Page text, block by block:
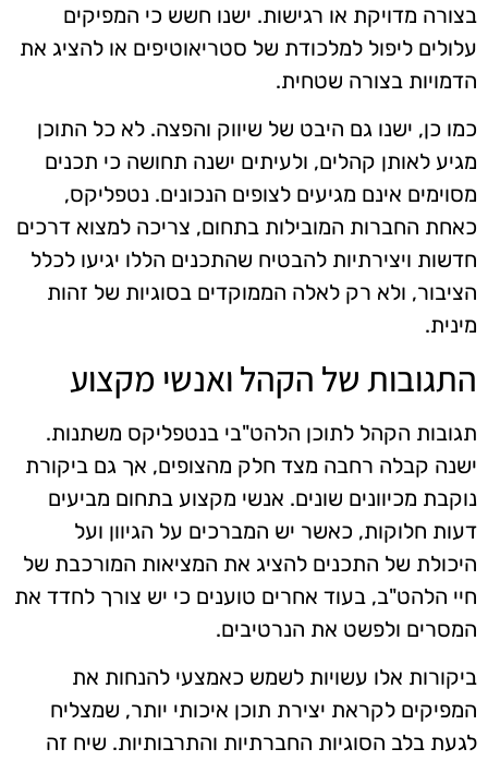
בצורה מדויקת או רגישות. ישנו חשש כי המפיקים
עלולים ליפול למלכודת של סטריאוטיפים או להציג את
הדמויות בצורה שטחית.
כמו כן, ישנו גם היבט של שיווק והפצה. לא כל התוכן
מגיע לאותן קהלים, ולעיתים ישנה תחושה כי תכנים
מסוימים אינם מגיעים לצופים הנכונים. נטפליקס,
כאחת החברות המובילות בתחום, צריכה למצוא דרכים
חדשות ויצירתיות להבטיח שהתכנים הללו יגיעו לכלל
הציבור, ולא רק לאלה הממוקדים בסוגיות של זהות
מינית.
התגובות של הקהל ואנשי מקצוע
תגובות הקהל לתוכן הלהט"בי בנטפליקס משתנות.
ישנה קבלה רחבה מצד חלק מהצופים, אך גם ביקורת
נוקבת מכיוונים שונים. אנשי מקצוע בתחום מביעים
דעות חלוקות, כאשר יש המברכים על הגיוון ועל
היכולת של התכנים להציג את המציאות המורכבת של
חיי הלהט"ב, בעוד אחרים טוענים כי יש צורך לחדד את
המסרים ולפשט את הנרטיבים.
ביקורות אלו עשויות לשמש כאמצעי להנחות את
המפיקים לקראת יצירת תוכן איכותי יותר, שמצליח
לגעת בלב הסוגיות החברתיות והתרבותיות. שיח זה